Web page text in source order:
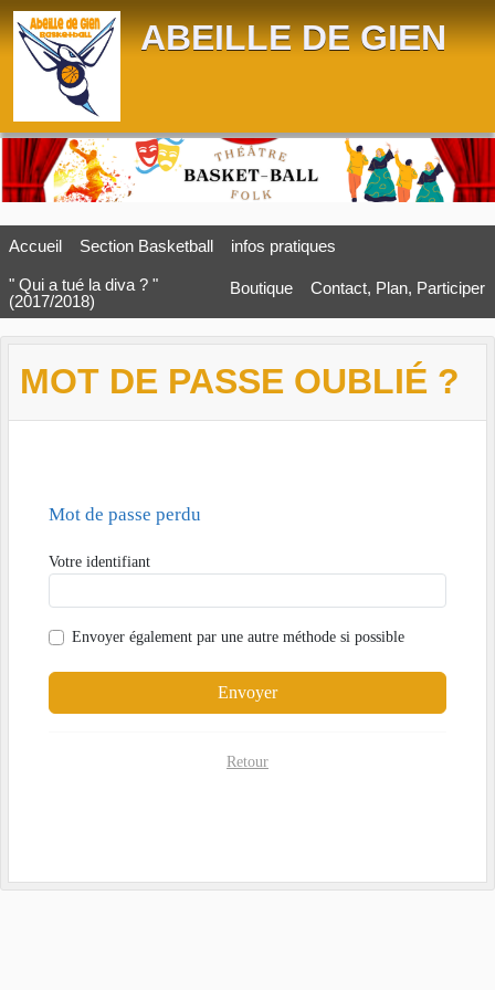
ABEILLE DE GIEN
Accueil Section Basketball infos pratiques
" Qui a tué la diva ? "
(2017/2018)
Boutique Contact, Plan, Participer
MOT DE PASSE OUBLIÉ ?
Mot de passe perdu
Votre identifiant
Envoyer également par une autre méthode si possible
Envoyer
Retour
Panneau de gestion des cookies